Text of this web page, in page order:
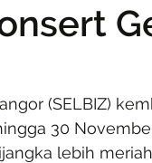
(SELBIZ)
30
lebih